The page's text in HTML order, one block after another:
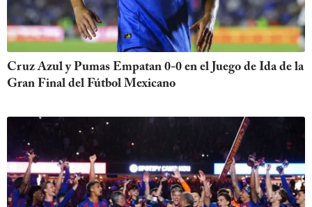
Cruz Azul y Pumas Empatan 0-0 en el Juego de Ida de la
Gran Final del Fútbol Mexicano